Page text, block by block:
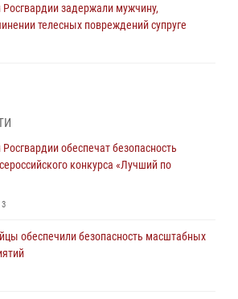
Росгвардии задержали мужчину,
телесных повреждений супруге
4
Отечества: центр лицензионно-
передал очередную партию вооружения в
Мордовии стали призерами
по служебному шестиборью
обеспечат безопасность
конкурса «Лучший по
3
обеспечили безопасность масштабных